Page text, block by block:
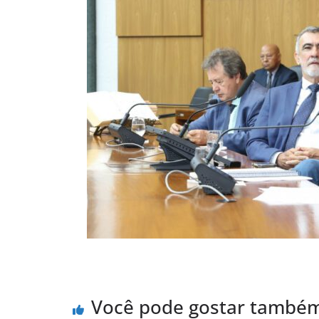
Você pode gostar